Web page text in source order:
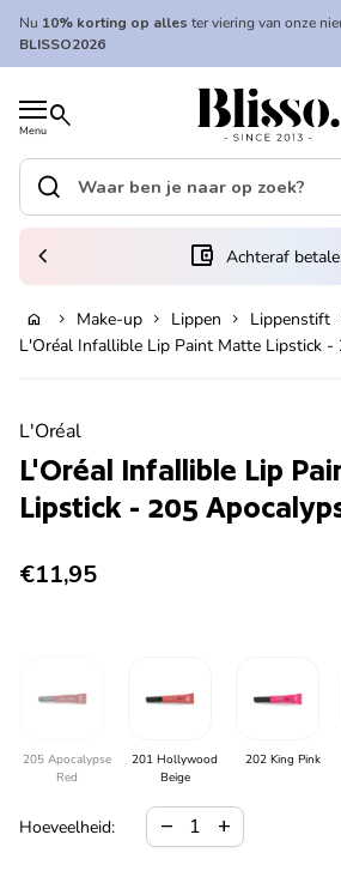
In winkelwagen
Overslaan naar inhoud
Nu 10% korting op alles ter viering van onze
BLISSO2026
Menu search
Home
Home
Zoek op"
search
(link opent in nieuw tabblad/venster)
account_balance_wallet Achteraf
chevron_left
home chevron_right Make-up chevron_right Lippen chevron_right Lippenstift
L'Oréal Infallible Lip Paint Matte Lipstick -
L'Oréal
L'Oréal Infallible Lip
Lipstick - 205
Normale prijs
€11,95
205 Apocalypse
Red
201 Hollywood
Beige
202 King Pink
Hoeveelheid:
Hoeveelheid verlagen
remove
Verhoog de
add